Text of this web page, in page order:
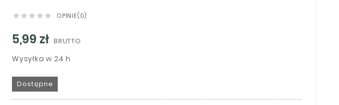
     OPINIE(0)
5,99 zł BRUTTO
Wysyłka w 24 h
Dostępne